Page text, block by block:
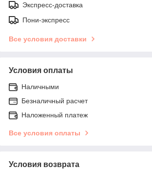
Экспресс-доставка
Пони-экспресс
Все условия доставки
Условия оплаты
Наличными
Безналичный расчет
Наложенный платеж
Все условия оплаты
Условия возврата